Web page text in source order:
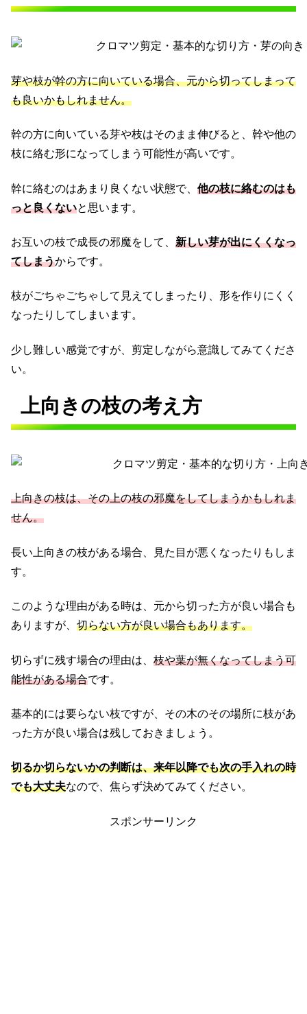
芽や枝が幹の方に向いている場合、元から切ってしまって
も良いかもしれません。
幹の方に向いている芽や枝はそのまま伸びると、幹や他の
枝に絡む形になってしまう可能性が高いです。
幹に絡むのはあまり良くない状態で、 他の枝に絡むのはも
っと良くないと思います。
お互いの枝で成長の邪魔をして、 新しい芽が出にくくなっ
てしまうからです。
枝がごちゃごちゃして見えてしまったり、形を作りにくく
なったりしてしまいます。
少し難しい感覚ですが、剪定しながら意識してみてくださ
い。
上向きの枝の考え方
上向きの枝は、その上の枝の邪魔をしてしまうかもしれま
せん。
長い上向きの枝がある場合、見た目が悪くなったりもしま
す。
このような理由がある時は、元から切った方が良い場合も
ありますが、 切らない方が良い場合もあります。
切らずに残す場合の理由は、 枝や葉が無くなってしまう可
能性がある場合です。
基本的には要らない枝ですが、その木のその場所に枝があ
った方が良い場合は残しておきましょう。
切るか切らないかの判断は、来年以降でも次の手入れの時
でも大丈夫なので、焦らず決めてみてください。
スポンサーリンク